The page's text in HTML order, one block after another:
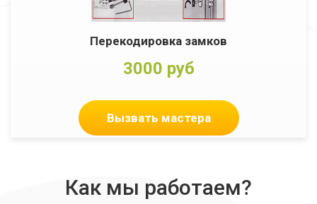
Перекодировка замков
3000 руб
Вызвать мастера
Как мы работаем?